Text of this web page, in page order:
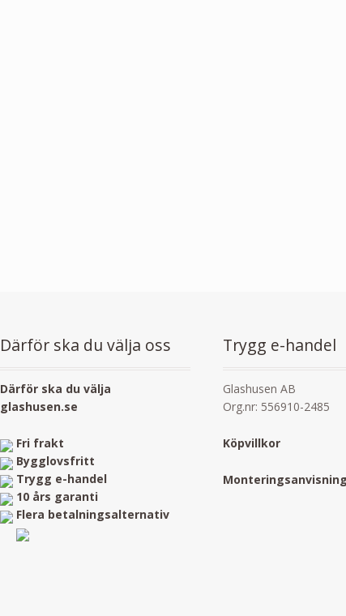
Därför ska du välja oss
Därför ska du välja
glashusen.se
Fri frakt
Bygglovsfritt
Trygg e-handel
10 års garanti
Flera betalningsalternativ
Trygg e-handel
Glashusen AB
Org.nr: 556910-2485
Köpvillkor